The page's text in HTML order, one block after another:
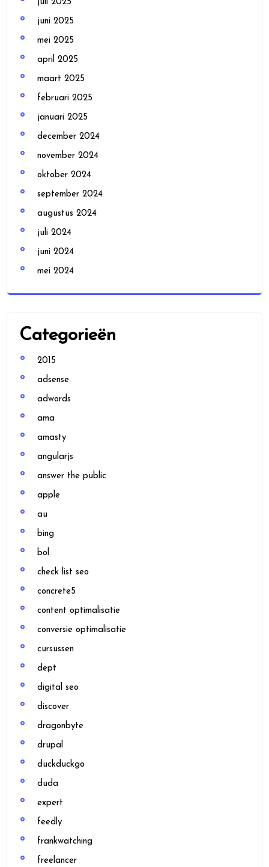
juli 2025
juni 2025
mei 2025
april 2025
maart 2025
februari 2025
januari 2025
december 2024
november 2024
oktober 2024
september 2024
augustus 2024
juli 2024
juni 2024
mei 2024
Categorieën
2015
adsense
adwords
ama
amasty
angularjs
answer the public
apple
au
bing
bol
check list seo
concrete5
content optimalisatie
conversie optimalisatie
cursussen
dept
digital seo
discover
dragonbyte
drupal
duckduckgo
duda
expert
feedly
frankwatching
freelancer